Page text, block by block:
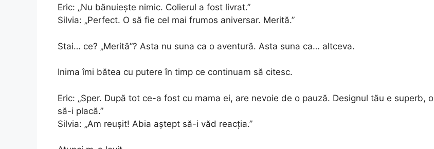
Eric: „Nu bănuiește nimic. Colierul a fost livrat.”
Silvia: „Perfect. O să fie cel mai frumos aniversar. Merită.”
Stai… ce? „Merită”? Asta nu suna ca o aventură. Asta suna ca… altceva.
Inima îmi bătea cu putere în timp ce continuam să citesc.
Eric: „Sper. După tot ce-a fost cu mama ei, are nevoie de o pauză. Designul tău e superb, o
să-i placă.”
Silvia: „Am reușit! Abia aștept să-i văd reacția.”